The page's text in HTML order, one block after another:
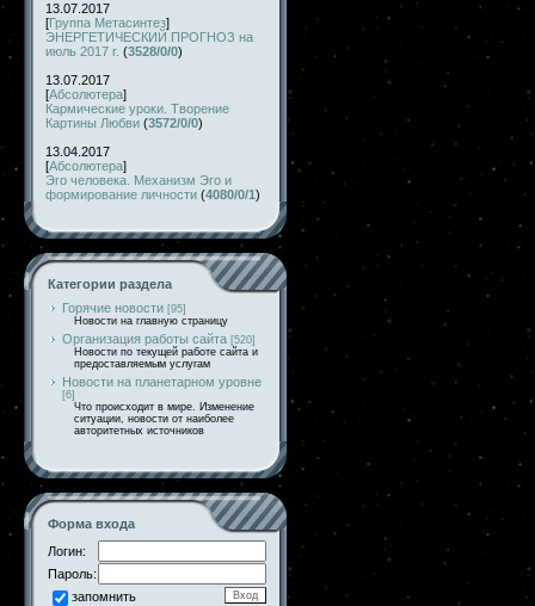
13.07.2017
[Группа Метасинтез]
ЭНЕРГЕТИЧЕСКИЙ ПРОГНОЗ на
июль 2017 г. (3528/0/0)
13.07.2017
[Абсолютера]
Кармические уроки. Творение
Картины Любви (3572/0/0)
13.04.2017
[Абсолютера]
Эго человека. Механизм Эго и
формирование личности (4080/0/1)
Категории раздела
Горячие новости [95]
Новости на главную страницу
Организация работы сайта [520]
Новости по текущей работе сайта и
предоставляемым услугам
Новости на планетарном уровне
[6]
Что происходит в мире. Изменение
ситуации, новости от наиболее
авторитетных источников
Форма входа
Логин:
Пароль:
запомнить